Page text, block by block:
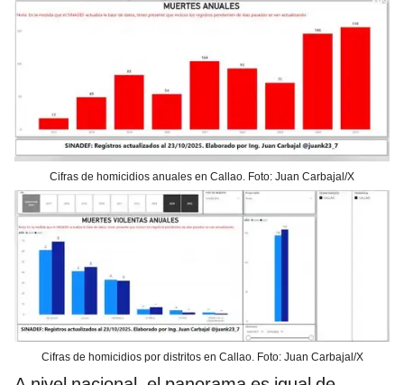
Cifras de homicidios anuales en Callao. Foto: Juan Carbajal/X
Cifras de homicidios por distritos en Callao. Foto: Juan Carbajal/X